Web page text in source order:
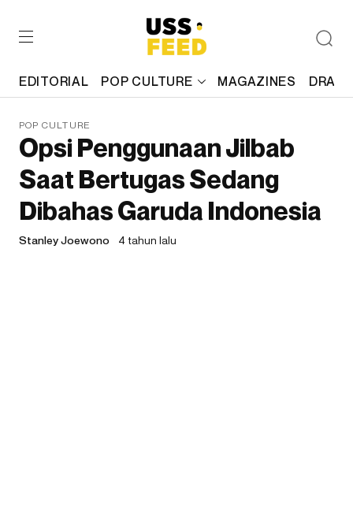
EDITORIAL POP CULTURE MAGAZINES
POP CULTURE
Opsi Penggunaan Jilbab
Saat Bertugas Sedang
Dibahas Garuda Indonesia
Stanley Joewono 4 tahun lalu